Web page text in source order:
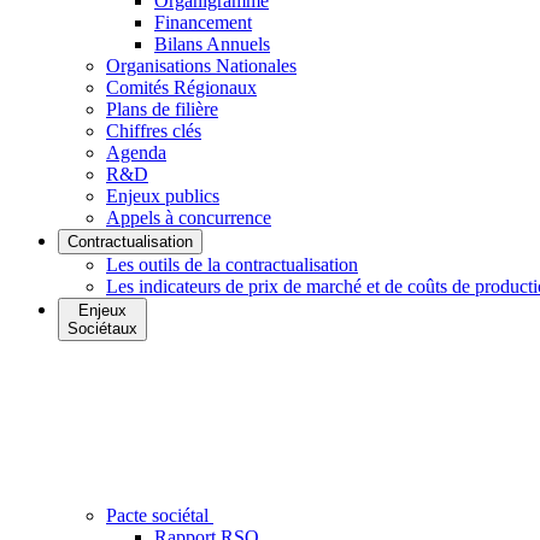
Financement
Bilans Annuels
Organisations Nationales
Comités Régionaux
Plans de filière
Chiffres clés
Agenda
R&D
Enjeux publics
Appels à concurrence
Contractualisation
Les outils de la contractualisation
Les indicateurs de prix de marché et de coûts de
Enjeux
Sociétaux
Pacte sociétal